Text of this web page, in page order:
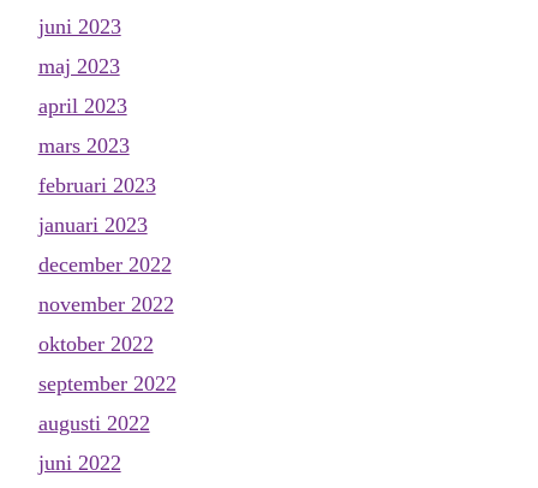
juni 2023
maj 2023
april 2023
mars 2023
februari 2023
januari 2023
december 2022
november 2022
oktober 2022
september 2022
augusti 2022
juni 2022